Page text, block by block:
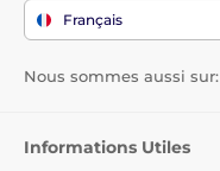
Français
Nous sommes aussi sur:
Informations Utiles